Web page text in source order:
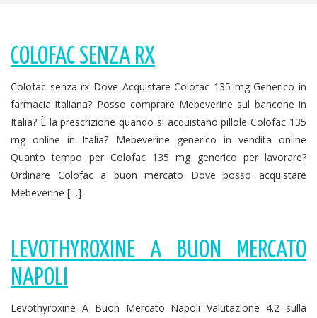
COLOFAC SENZA RX
Colofac senza rx Dove Acquistare Colofac 135 mg Generico in
farmacia italiana? Posso comprare Mebeverine sul bancone in
Italia? È la prescrizione quando si acquistano pillole Colofac 135
mg online in Italia? Mebeverine generico in vendita online
Quanto tempo per Colofac 135 mg generico per lavorare?
Ordinare Colofac a buon mercato Dove posso acquistare
Mebeverine […]
LEVOTHYROXINE A BUON MERCATO
NAPOLI
Levothyroxine A Buon Mercato Napoli Valutazione 4.2 sulla